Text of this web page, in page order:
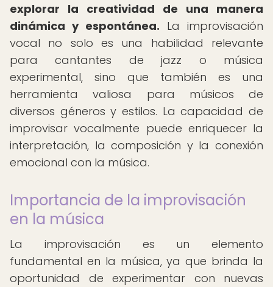
explorar la creatividad de una manera
dinámica y espontánea. La improvisación
vocal no solo es una habilidad relevante
para cantantes de jazz o música
experimental, sino que también es una
herramienta valiosa para músicos de
diversos géneros y estilos. La capacidad de
improvisar vocalmente puede enriquecer la
interpretación, la composición y la conexión
emocional con la música.
Importancia de la improvisación
en la música
La improvisación es un elemento
fundamental en la música, ya que brinda la
oportunidad de experimentar con nuevas